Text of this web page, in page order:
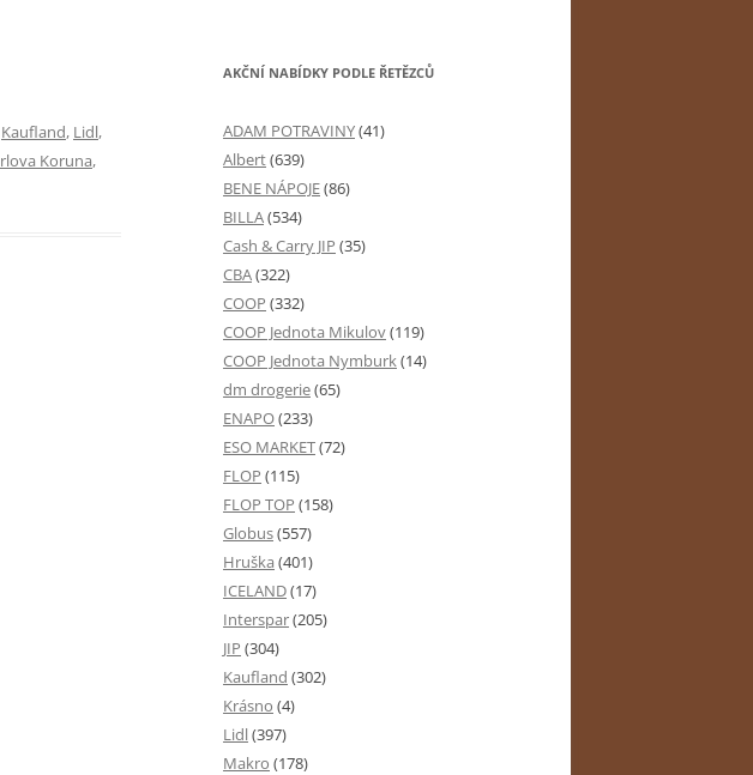
Kaufland, Lidl,
Koruna,
AKČNÍ NABÍDKY PODLE ŘETĚZCŮ
ADAM POTRAVINY(41)
Albert(639)
BENE NÁPOJE(86)
BILLA(534)
Cash & Carry JIP (35)
CBA(322)
COOP (332)
COOP Jednota Mikulov(119)
COOP Jednota Nymburk(14)
dm drogerie(65)
ENAPO(233)
ESO MARKET(72)
FLOP (115)
FLOP TOP (158)
Globus(557)
Hruška (401)
ICELAND(17)
Interspar(205)
JIP (304)
Kaufland (302)
Krásno (4)
Lidl(397)
Makro (178)